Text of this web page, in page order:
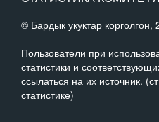
© Бардык укуктар корголгон,
Пользователи при
статистики и
ссылаться на их источник.
статистике)